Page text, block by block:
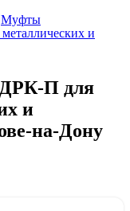
Муфты
и
П для
и
на-Дону